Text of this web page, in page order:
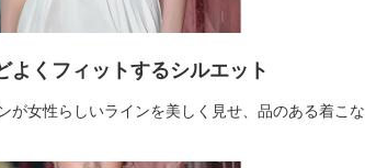
よくフィットするシルエット
が女性らしいラインを美しく見せ、品のある着こな